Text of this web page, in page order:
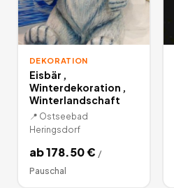
DEKORATION
Eisbär ,
Winterdekoration ,
Winterlandschaft
📍 Ostseebad
Heringsdorf
ab178.50€ /
Pauschal